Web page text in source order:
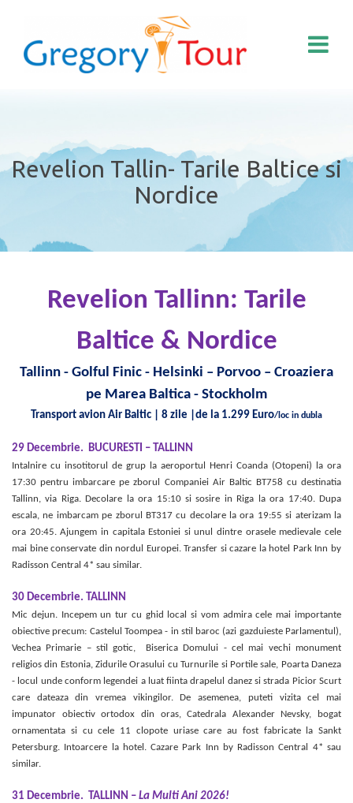
Revelion Tallin- Tarile Baltice si
Nordice
Revelion Tallinn: Tarile
Baltice & Nordice
Tallinn - Golful Finic - Helsinki – Porvoo – Croaziera
pe Marea Baltica - Stockholm
Transport avion Air Baltic | 8 zile |de la 1.299 Euro/loc in dubla
29 Decembrie. BUCURESTI – TALLINN
Intalnire cu insotitorul de grup la aeroportul Henri Coanda (Otopeni) la ora
17:30 pentru imbarcare pe zborul Companiei Air Baltic BT758 cu destinatia
Tallinn, via Riga. Decolare la ora 15:10 si sosire in Riga la ora 17:40. Dupa
escala, ne imbarcam pe zborul BT317 cu decolare la ora 19:55 si aterizam la
ora 20:45. Ajungem in capitala Estoniei si unul dintre orasele medievale cele
mai bine conservate din nordul Europei. Transfer si cazare la hotel Park Inn by
Radisson Central 4* sau similar.
30 Decembrie. TALLINN
Mic dejun. Incepem un tur cu ghid local si vom admira cele mai importante
obiective precum: Castelul Toompea - in stil baroc (azi gazduieste Parlamentul),
Vechea Primarie – stil gotic, Biserica Domului - cel mai vechi monument
religios din Estonia, Zidurile Orasului cu Turnurile si Portile sale, Poarta Daneza
- locul unde conform legendei a luat fiinta drapelul danez si strada Picior Scurt
care dateaza din vremea vikingilor. De asemenea, puteti vizita cel mai
impunator obiectiv ortodox din oras, Catedrala Alexander Nevsky, bogat
ornamentata si cu cele 11 clopote uriase care au fost fabricate la Sankt
Petersburg. Intoarcere la hotel. Cazare Park Inn by Radisson Central 4* sau
similar.
31 Decembrie. TALLINN – La Multi Ani 2026!